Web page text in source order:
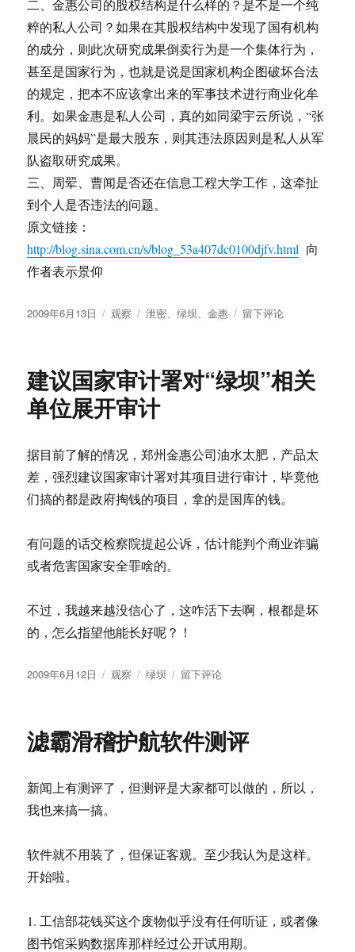
二、金惠公司的股权结构是什么样的？是不是一个纯
粹的私人公司？如果在其股权结构中发现了国有机构
的成分，则此次研究成果倒卖行为是一个集体行为，
甚至是国家行为，也就是说是国家机构企图破坏合法
的规定，把本不应该拿出来的军事技术进行商业化牟
利。如果金惠是私人公司，真的如同梁宇云所说，“张
晨民的妈妈”是最大股东，则其违法原因则是私人从军
队盗取研究成果。
三、周翚、曹闻是否还在信息工程大学工作，这牵扯
到个人是否违法的问题。
原文链接：
http://blog.sina.com.cn/s/blog_53a407dc0100djfv.html 向
作者表示景仰
发
2009年6月13日
分
观察
标
泄密、绿坝、金惠
于
仰
的
公
民
调
查
留下评论
建议国家审计署对“绿坝”相关
单位展开审计
据目前了解的情况，郑州金惠公司油水太肥，产品太
差，强烈建议国家审计署对其项目进行审计，毕竟他
们搞的都是政府掏钱的项目，拿的是国库的钱。
有问题的话交检察院提起公诉，估计能判个商业诈骗
或者危害国家安全罪啥的。
不过，我越来越没信心了，这咋活下去啊，根都是坏
的，怎么指望他能长好呢？！
发
2009年6月12日
分
观察
标
绿坝
于
家
审
署
相
展
开
留下评论
滤霸滑稽护航软件测评
新闻上有测评了，但测评是大家都可以做的，所以，
我也来搞一搞。
软件就不用装了，但保证客观。至少我认为是这样。
开始啦。
1. 工信部花钱买这个废物似乎没有任何听证，或者像
图书馆采购数据库那样经过公开试用期。